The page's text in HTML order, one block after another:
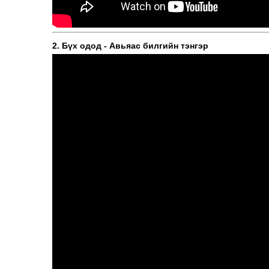
2. Бүх одод - Авьяас билгийн тэнгэр